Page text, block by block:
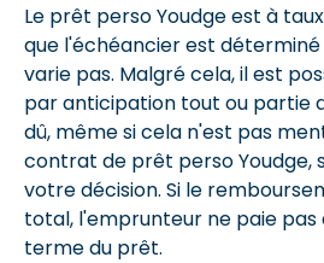
Le prêt perso Youdge est à
que l'échéancier est
varie pas. Malgré cela, il est
par anticipation tout ou partie
dû, même si cela n'est pas
contrat de prêt perso Youdge,
votre décision. Si le
total, l'emprunteur ne paie pas
terme du prêt.